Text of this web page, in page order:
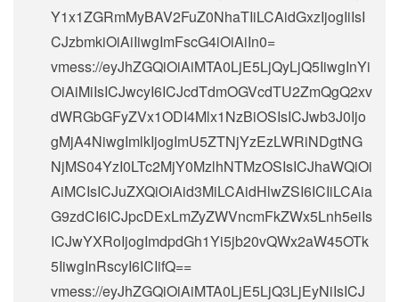
Y1x1ZGRmMyBAV2FuZ0NhaTIiLCAidGxzIjogIiIsI
CJzbmkiOiAiIiwgImFscG4iOiAiIn0=
vmess://eyJhZGQiOiAiMTA0LjE5LjQyLjQ5IiwgInYi
OiAiMiIsICJwcyI6ICJcdTdmOGVcdTU2ZmQgQ2xv
dWRGbGFyZVx1ODI4Mlx1NzBiOSIsICJwb3J0Ijo
gMjA4NiwgImlkIjogImU5ZTNjYzEzLWRiNDgtNG
NjMS04YzI0LTc2MjY0MzlhNTMzOSIsICJhaWQiOi
AiMCIsICJuZXQiOiAid3MiLCAidHlwZSI6ICIiLCAia
G9zdCI6ICJpcDExLmZyZWVncmFkZWx5Lnh5eiIs
ICJwYXRoIjogImdpdGh1Yi5jb20vQWx2aW45OTk
5IiwgInRscyI6ICIifQ==
vmess://eyJhZGQiOiAiMTA0LjE5LjQ3LjEyNiIsICJ